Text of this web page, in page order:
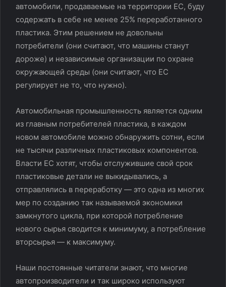
автомобили, продаваемые на территории ЕС, буду
содержать в себе не менее 25% переработанного
пластика. Этим решением не довольны
потребители (они считают, что машины станут
дороже) и независимые организации по охране
окружающей среды (они считают, что ЕС
регулирует не то, что нужно).
Автомобильная промышленность является одним
из главным потребителей пластика, в каждом
новом автомобиле можно обнаружить сотни, если
не тысячи различных пластиковых компонентов.
Власти ЕС хотят, чтобы отслужившие свой срок
пластиковые детали не выкидывались, а
отправлялись в переработку — это одна из многих
мер по созданию так называемой экономики
замкнутого цикла, при которой потребление
нового сырья сводится к минимуму, а потребление
вторсырья — к максимуму.
Наши постоянные читатели знают, что многие
автопроизводители и так широко используют